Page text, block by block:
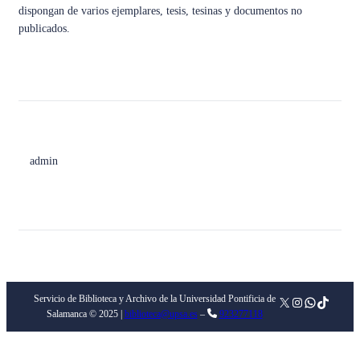
dispongan de varios ejemplares, tesis, tesinas y documentos no
publicados.
admin
Servicio de Biblioteca y Archivo de la Universidad Pontificia de
Salamanca © 2025 | biblioteca@upsa.es– 923277118
X Instagram
WhatsApp
TikTok